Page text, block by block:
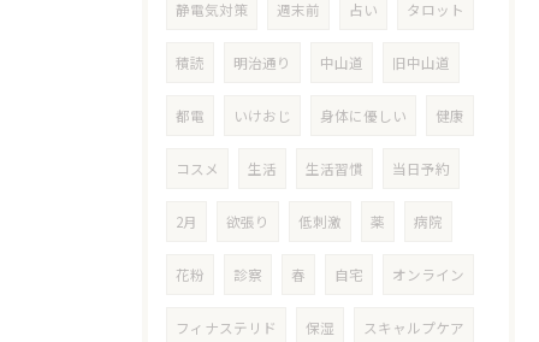
静電気対策 週末前 占い タロット
積読 明治通り 中山道 旧中山道
都電 いけおじ 身体に優しい 健康
コスメ 生活 生活習慣 当日予約
2月 欲張り 低刺激 薬 病院
花粉 診察 春 自宅 オンライン
フィナステリド 保湿 スキャルプケア